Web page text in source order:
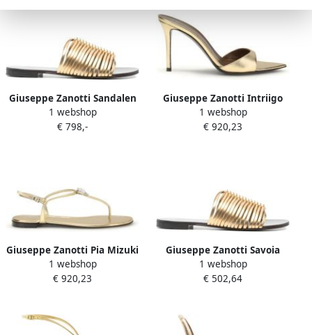
Giuseppe Zanotti Sandalen
met Versierde Platformzool
1 webshop
€ 798,-
Giuseppe Zanotti Intriigo
Muiltjes Sandalen
1 webshop
€ 920,23
Giuseppe Zanotti Pia Mizuki
Sandals
1 webshop
€ 920,23
Giuseppe Zanotti Savoia
Flat Sandals
1 webshop
€ 502,64